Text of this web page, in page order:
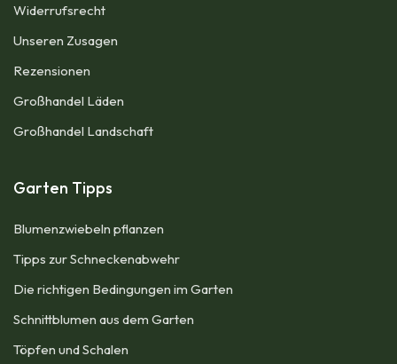
Widerrufsrecht
Unseren Zusagen
Rezensionen​
Großhandel Läden
Großhandel Landschaft
Garten Tipps
Blumenzwiebeln pflanzen
Tipps zur Schneckenabwehr
Die richtigen Bedingungen im Garten
Schnittblumen aus dem Garten
Töpfen und Schalen